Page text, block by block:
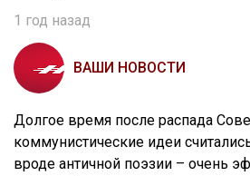
1 год назад
ВАШИ НОВОСТИ
Долгое время после распада
коммунистические идеи
вроде античной поэзии – очень